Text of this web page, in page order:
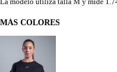
MÁS COLORES